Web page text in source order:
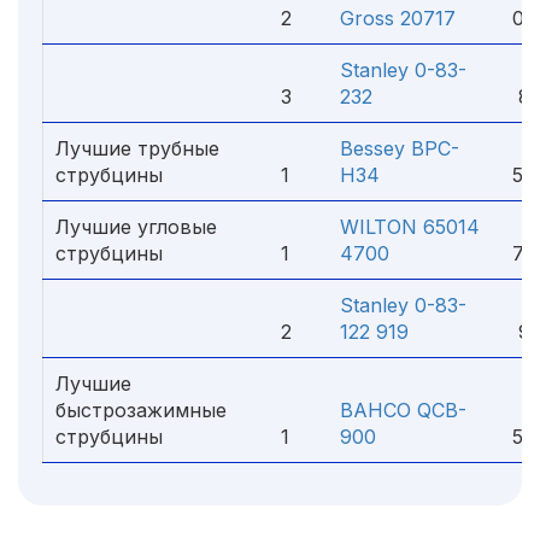
2 Gross 20717
3
Stanley 0-83-
232
Лучшие трубные
струбцины
1
Bessey BPC-
H34
Лучшие угловые
струбцины
1
WILTON 65014
4700
2
Stanley 0-83-
122 919
Лучшие
быстрозажимные
струбцины
1
BAHCO QCB-
900